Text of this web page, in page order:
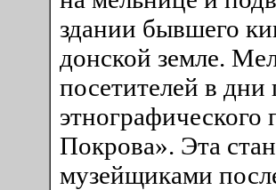
здании бывшего
донской земле.
посетителей в дни
этнографического
Покрова». Эта
музейщиками